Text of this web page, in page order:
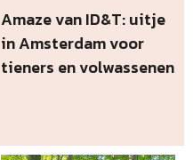
Amaze van ID&T: uitje
in Amsterdam voor
tieners en volwassenen